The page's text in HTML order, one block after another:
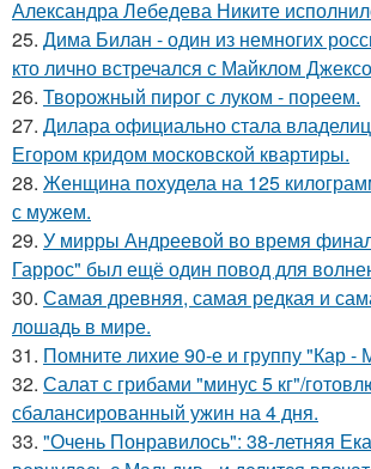
Александра Лебедева Никите
25. Дима Билан - один из немногих
кто лично встречался с Майклом
26. Творожный пирог с луком - пореем.
27. Дилара официально стала
Егором кридом московской квартиры.
28. Женщина похудела на 125
с мужем.
29. У мирры Андреевой во время
Гаррос" был ещё один повод для
30. Самая древняя, самая редкая и
лошадь в мире.
31. Помните лихие 90-е и группу "Кар -
32. Салат с грибами "минус 5 кг"/
сбалансированный ужин на 4 дня.
33. "Очень Понравилось": 38-летняя